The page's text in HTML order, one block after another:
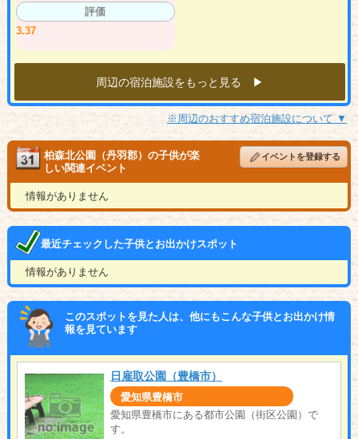
評価
3.37
周辺の宿泊施設をもっと見る ▶︎
※周辺のおすすめ宿泊施設について ▼
柏森北公園（丹羽郡）の子供が楽
しい関連イベント
イベントを登録する
情報がありません
最近チェックした子供とお出かけスポット
情報がありません
このスポットを見た人は、他にもこんな子供とお出かけ情
報を見ています
日雇取公園（豊橋市）
愛知県豊橋市
愛知県豊橋市にある都市公園（街区公園）で
す。